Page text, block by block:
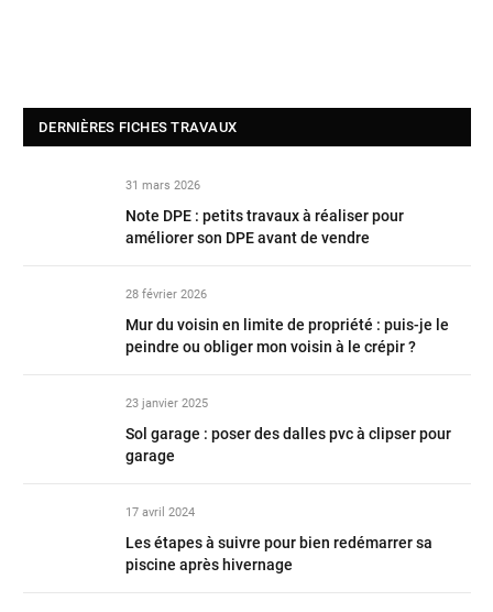
DERNIÈRES FICHES TRAVAUX
31 mars 2026
Note DPE : petits travaux à réaliser pour
améliorer son DPE avant de vendre
28 février 2026
Mur du voisin en limite de propriété : puis-je le
peindre ou obliger mon voisin à le crépir ?
23 janvier 2025
Sol garage : poser des dalles pvc à clipser pour
garage
17 avril 2024
Les étapes à suivre pour bien redémarrer sa
piscine après hivernage